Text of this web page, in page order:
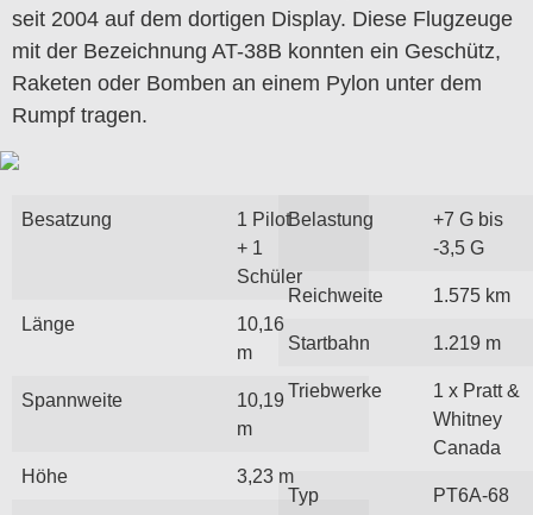
seit 2004 auf dem dortigen Display. Diese Flugzeuge
mit der Bezeichnung AT-38B konnten ein Geschütz,
Raketen oder Bomben an einem Pylon unter dem
Rumpf tragen.
Besatzung
1 Pilot
+ 1
Schüler
Länge
10,16
m
Spannweite
10,19
m
Höhe 3,23 m
Belastung
+7 G bis
-3,5 G
Reichweite 1.575 km
Startbahn 1.219 m
Triebwerke
1 x Pratt &
Whitney
Canada
Typ PT6A-68